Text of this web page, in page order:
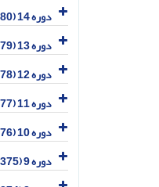
دوره 14 (1380)
دوره 13 (1379)
دوره 12 (1378)
دوره 11 (1377)
دوره 10 (1376)
دوره 9 (1375)